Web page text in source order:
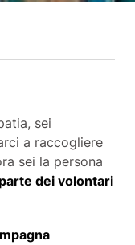
sei
a raccogliere
sei la persona
dei volontari